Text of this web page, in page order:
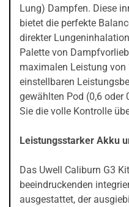
Lung) Dampfen. Diese
bietet die perfekte
direkter
Palette von
maximalen Leistung von
einstellbaren
gewählten Pod (0,6 oder
Sie die volle Kontrolle
Leistungsstarker Akku
Das Uwell Caliburn G3
beeindruckenden
ausgestattet, der